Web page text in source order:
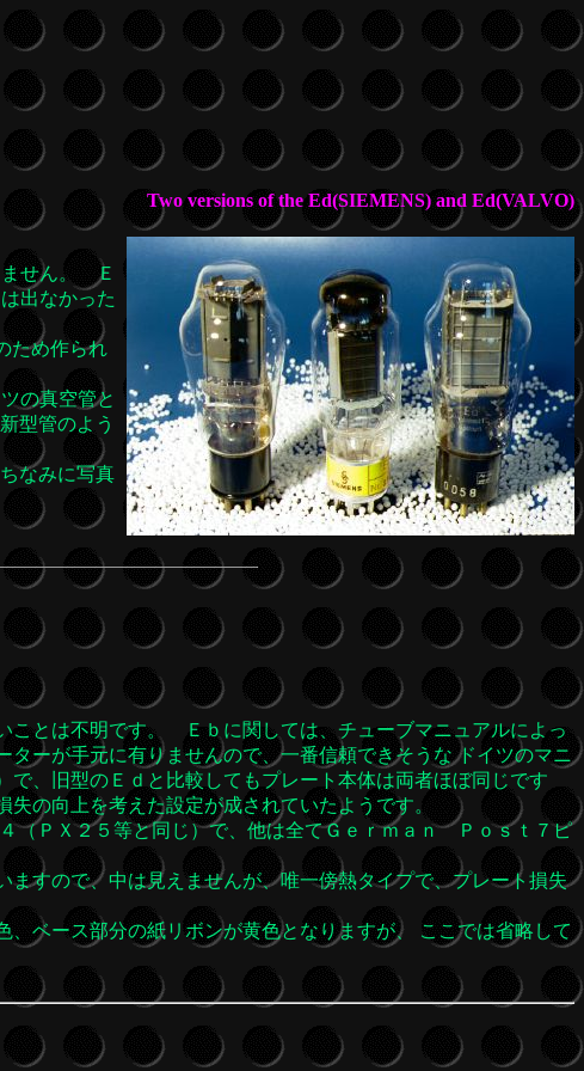
Two versions of the Ed(SIEMENS) and Ed(VALVO)
ません。 Ｅ
出なかった
ため作られ
の真空管と
型管のよう
なみに写真
ことは不明です。 Ｅｂに関しては、チューブマニュアルによっ
ーが手元に有りませんので、一番信頼できそうな ドイツのマニ
、旧型のＥｄと比較してもプレート本体は両者ほぼ同じです
の向上を考えた設定が成されていたようです。
ＰＸ２５等と同じ）で、他は全てＧｅｒｍａｎ Ｐｏｓｔ７ピ
すので、中は見えませんが、唯一傍熱タイプで、プレート損失
ベース部分の紙リボンが黄色となりますが、 ここでは省略して